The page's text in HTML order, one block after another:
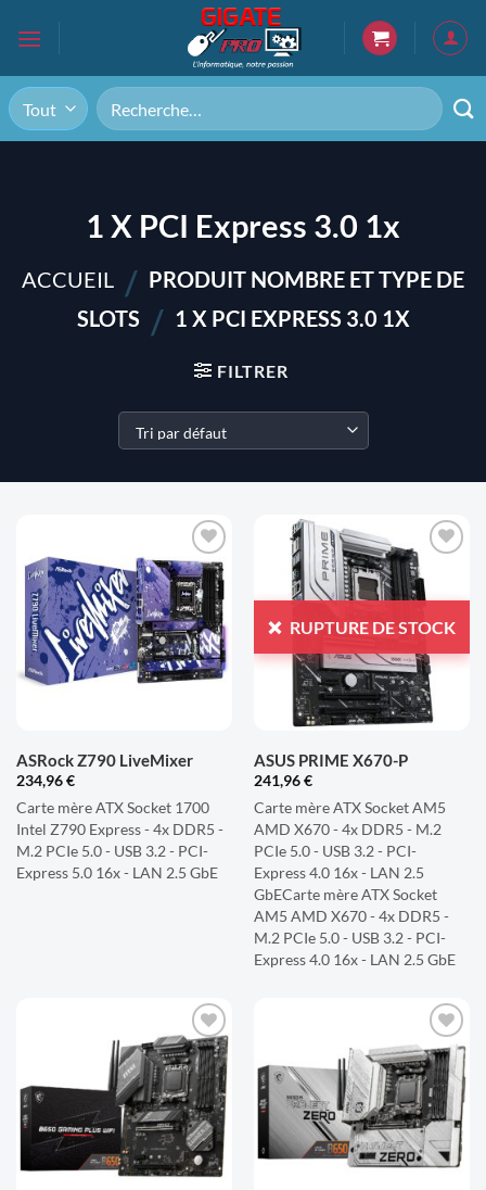
Recherche
pour :
1 X PCI Express 3.0 1x
ACCUEIL / PRODUIT NOMBRE ET TYPE DE
SLOTS / 1 X PCI EXPRESS 3.0 1X
FILTRER
AJOUTER
À LA
LISTE
D'ENVIES
ASRock Z790 LiveMixer
234,96€
Carte mère ATX Socket 1700
Intel Z790 Express - 4x DDR5 -
M.2 PCIe 5.0 - USB 3.2 - PCI-
Express 5.0 16x - LAN 2.5 GbE
AJOUTER
À LA
D'ENVIES
RUPTURE DE STOCK
ASUS PRIME X670-P
241,96€
Carte mère ATX Socket AM5
AMD X670 - 4x DDR5 - M.2
PCIe 5.0 - USB 3.2 - PCI-
Express 4.0 16x - LAN 2.5
GbECarte mère ATX Socket
AM5 AMD X670 - 4x DDR5 -
M.2 PCIe 5.0 - USB 3.2 - PCI-
Express 4.0 16x - LAN 2.5 GbE
AJOUTER
À LA
LISTE
D'ENVIES
AJOUTER
À LA
LISTE
D'ENVIES